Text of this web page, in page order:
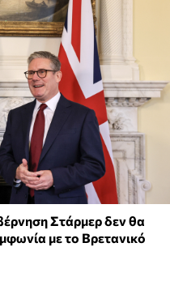
Στάρμερ δεν θα
με το Βρετανικό